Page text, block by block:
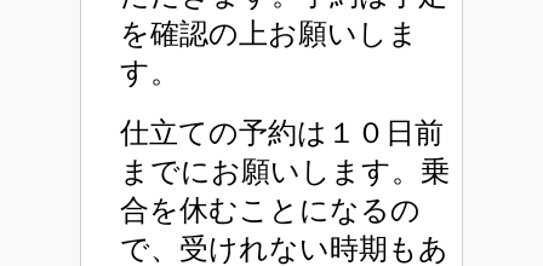
を確認の上お願いしま
す。
仕立ての予約は１０日前
までにお願いします。乗
合を休むことになるの
で、受けれない時期もあ